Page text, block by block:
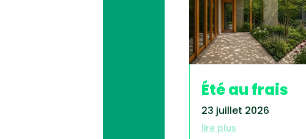
Été au frais
23 juillet 2026
lire plus